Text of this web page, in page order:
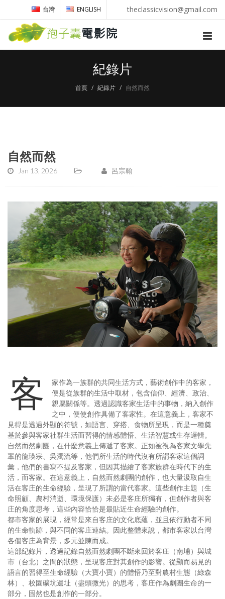
theclassicvision@gmail.com
台灣 ENGLISH
紀錄片
首頁 紀錄片 自然而然
自然而然
Jan 13, 2026 呂宗翰
客
家作為一族群的共同生活方式，藝術創作中的客家，
便是從族群的生活中取材，包含信仰、經濟、政治、
親屬關係等。透過認識客家生活中的事物，納入創作
之中，便使創作具備了客家性。在這意義上，客家不
見得是透過外顯的符號，如語言、穿搭、食物所呈現，而是一種奠
基於參與客家社群生活而習得的情感體悟、生活智慧或生存邏輯。
自然而然劇團，在什麼意義上傳遞了客家。正如被視為客家文學先
輩的龍瑛宗、吳濁流等，他們所生活的時代沒有所謂客家這個詞
彙，他們的書寫不提及客家，但因其描繪了客家族群在時代下的生
活，而客家。在這意義上，自然而然劇團的創作，也大量汲取自生
活在客庄的生命經驗，呈現了所謂的當代客家。這些創作主題（生
命照顧、農村消逝、環境保護）未必是客庄所獨有，但創作者與客
庄的角度思考，這些內容恰恰是最貼近生命經驗的創作。
都市客家的展現，經常是來自客庄的文化底蘊，並且依行動者不同
的生命軌跡，與不同的客庄連結。因此整體來說，都市客家以台灣
各個客庄為背景，多元並陳而成。
這部紀錄片，透過記錄自然而然劇團不斷來回於客庄（南埔）與城
市（台北）之間的狀態，呈現客庄對其創作的影響。從顯而易見的
語言的習得至生命經驗（大寶小寶）的體悟乃至對農村生態（綠森
林）、校園礦坑遺址（盡頭微光）的思考，客庄作為劇團生命的一
部分，固然也是創作的一部分。